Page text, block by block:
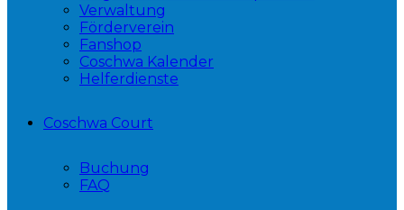
Verwaltung
Förderverein
Fanshop
Coschwa Kalender
Helferdienste
Coschwa Court
Buchung
FAQ